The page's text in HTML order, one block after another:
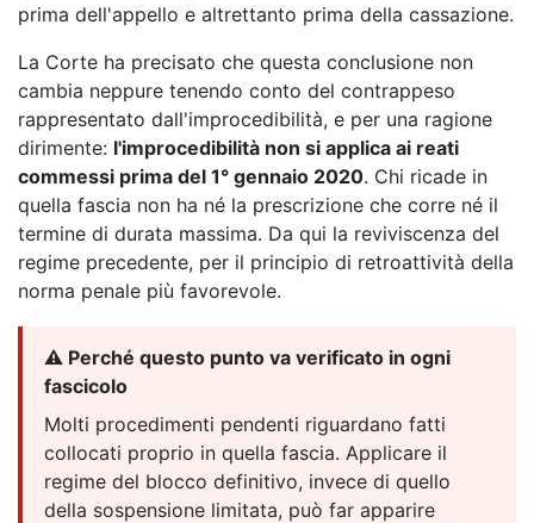
prima dell'appello e altrettanto prima della cassazione.
La Corte ha precisato che questa conclusione non
cambia neppure tenendo conto del contrappeso
rappresentato dall'improcedibilità, e per una ragione
dirimente: l'improcedibilità non si applica ai reati
commessi prima del 1° gennaio 2020. Chi ricade in
quella fascia non ha né la prescrizione che corre né il
termine di durata massima. Da qui la reviviscenza del
regime precedente, per il principio di retroattività della
norma penale più favorevole.
⚠️ Perché questo punto va verificato in ogni
fascicolo
Molti procedimenti pendenti riguardano fatti
collocati proprio in quella fascia. Applicare il
regime del blocco definitivo, invece di quello
della sospensione limitata, può far apparire